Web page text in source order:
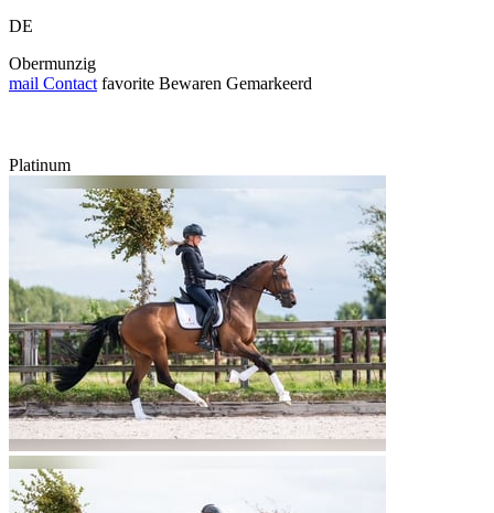
DE
Obermunzig
mail Contact favorite Bewaren Gemarkeerd
Platinum